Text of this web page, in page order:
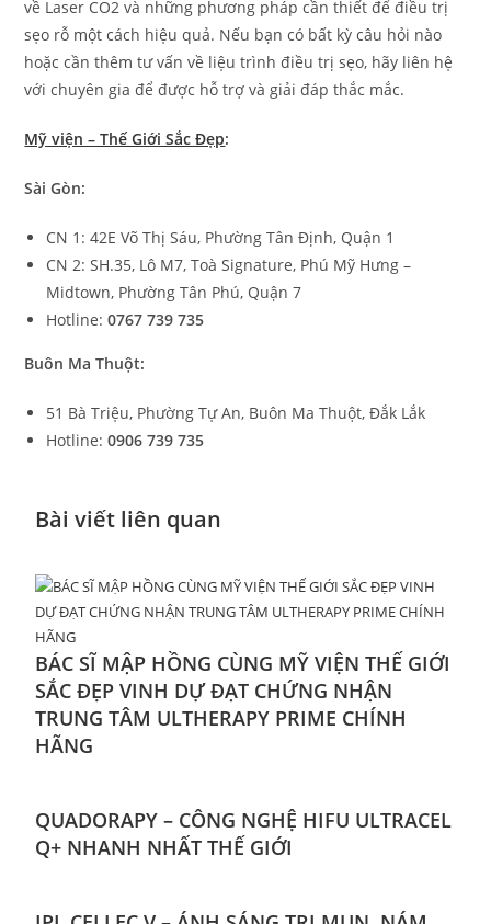
về Laser CO2 và những phương pháp cần thiết để điều trị
sẹo rỗ một cách hiệu quả. Nếu bạn có bất kỳ câu hỏi nào
hoặc cần thêm tư vấn về liệu trình điều trị sẹo, hãy liên hệ
với chuyên gia để được hỗ trợ và giải đáp thắc mắc.
Mỹ viện – Thế Giới Sắc Đẹp:
Sài Gòn:
CN 1: 42E Võ Thị Sáu, Phường Tân Định, Quận 1
CN 2: SH.35, Lô M7, Toà Signature, Phú Mỹ Hưng –
Midtown, Phường Tân Phú, Quận 7
Hotline: 0767 739 735
Buôn Ma Thuột:
51 Bà Triệu, Phường Tự An, Buôn Ma Thuột, Đắk Lắk
Hotline: 0906 739 735
Bài viết liên quan
BÁC SĨ MẬP HỒNG CÙNG MỸ VIỆN THẾ GIỚI
SẮC ĐẸP VINH DỰ ĐẠT CHỨNG NHẬN
TRUNG TÂM ULTHERAPY PRIME CHÍNH
HÃNG
QUADORAPY – CÔNG NGHỆ HIFU ULTRACEL
Q+ NHANH NHẤT THẾ GIỚI